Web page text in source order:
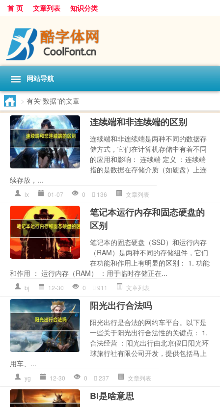
首 页 文章列表 知识分类
网站导航
> 有关“数据”的文章
连续端和非连续端的区别
连续端和非连续端是两种不同的数据存
储方式，它们在计算机存储中有着不同
的应用和影响： 连续端 定义 ：连续端
指的是数据在存储介质（如硬盘）上连
续存放，...
lx 01-07 0 136 文章列表
笔记本运行内存和固态硬盘的
区别
笔记本的固态硬盘（SSD）和运行内存
（RAM）是两种不同的存储组件，它们
在功能和作用上有明显的区别： 1. 功能
和作用 ： 运行内存（RAM） ：用于临时存储正在...
bj 12-30 0 911 文章列表
阳光出行合法吗
阳光出行是合法的网约车平台。以下是
一些关于阳光出行合法性的关键点： 1.
合法经营 ：阳光出行由北京假日阳光环
球旅行社有限公司开发，提供包括马上
用车、...
yg 12-30 0 237 文章列表
BI是啥意思